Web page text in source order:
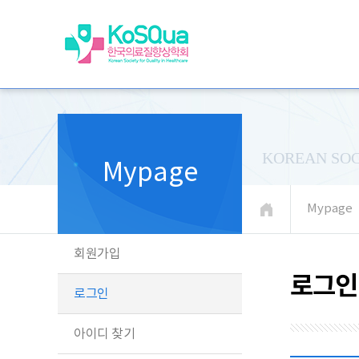
KOREAN
Mypage
Mypage
회원가입
로그인
아이디 찾기
로그인